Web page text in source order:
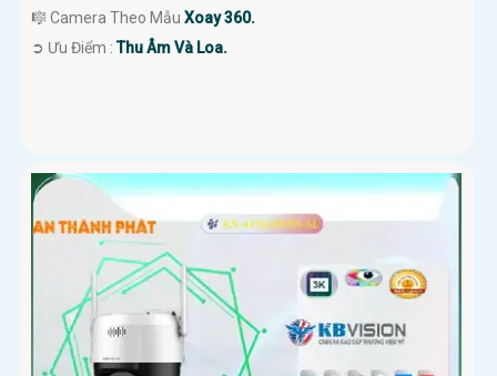
🎼️ Camera Theo Mẫu Xoay 360.
️➲ Ưu Điểm :Thu Âm Và Loa.